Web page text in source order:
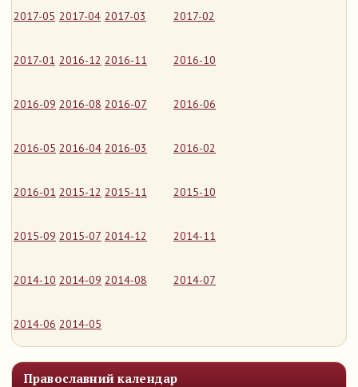
2017-05 2017-04 2017-03 2017-02
2017-01 2016-12 2016-11 2016-10
2016-09 2016-08 2016-07 2016-06
2016-05 2016-04 2016-03 2016-02
2016-01 2015-12 2015-11 2015-10
2015-09 2015-07 2014-12 2014-11
2014-10 2014-09 2014-08 2014-07
2014-06 2014-05
Православний календар